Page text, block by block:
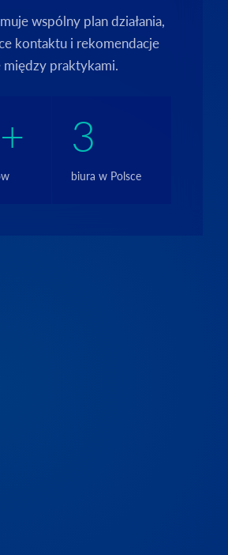
wspólny plan działania,
kontaktu i rekomendacje
między praktykami.
3
biura w Polsce